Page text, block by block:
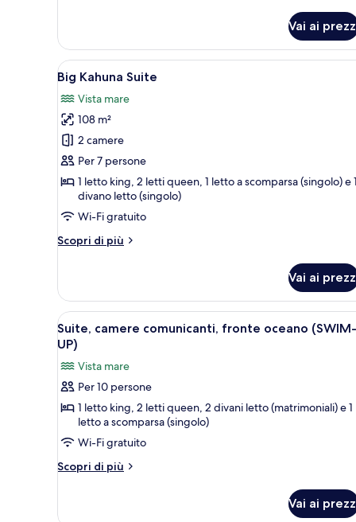
fronte
oceano
(SWIM-
UP
POOL
DECK
LEVEL
KING)
Vai ai
Apri
tutte
le
foto
per
Big
Kahuna
Suite
Una moderna zona relax
6
Big Kahuna Suite
Vista mare
108 m²
2 camere
Per 7 persone
1 letto king, 2 letti queen, 1 letto a scomparsa (singolo) e 1
divano letto (singolo)
Wi-Fi gratuito
Scopri di più
Altri
Kahuna
Suite
Vai ai
Apri
tutte
foto
per
Suite,
camere
comunicanti,
fronte
Una camera d'albergo con
7
Suite, camere comunicanti, fronte oceano (SWIM-
UP)
Vista mare
Per 10 persone
1 letto king, 2 letti queen, 2 divani letto (matrimoniali) e 1
letto a scomparsa (singolo)
Wi-Fi gratuito
Scopri di più
Altri
Vai ai